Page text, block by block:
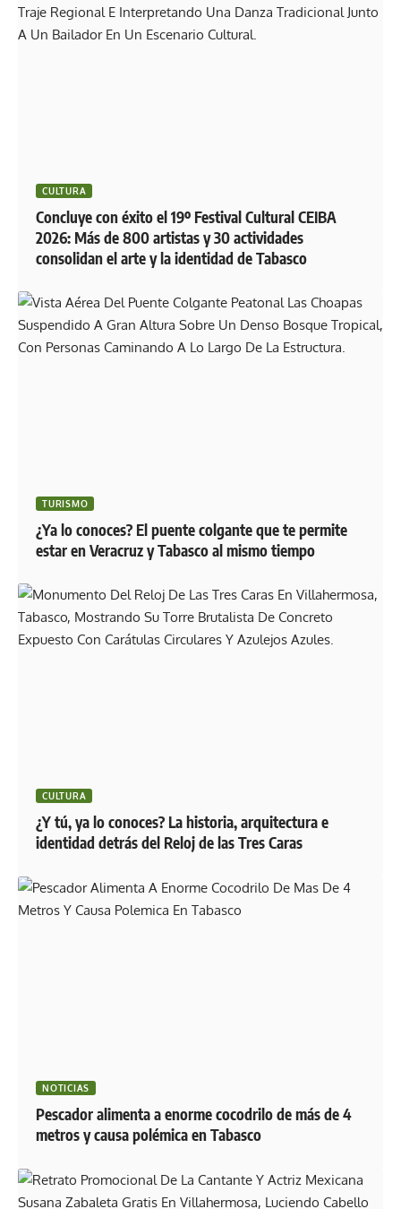
CULTURA
Concluye con éxito el 19º Festival Cultural CEIBA
2026: Más de 800 artistas y 30 actividades
consolidan el arte y la identidad de Tabasco
TURISMO
¿Ya lo conoces? El puente colgante que te permite
estar en Veracruz y Tabasco al mismo tiempo
CULTURA
¿Y tú, ya lo conoces? La historia, arquitectura e
identidad detrás del Reloj de las Tres Caras
NOTICIAS
Pescador alimenta a enorme cocodrilo de más de 4
metros y causa polémica en Tabasco